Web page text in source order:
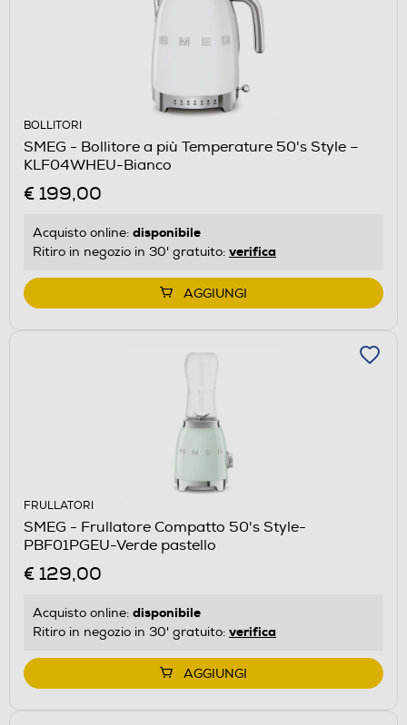
BOLLITORI
SMEG - Bollitore a più Temperature 50's Style –
KLF04WHEU-Bianco
€ 199,00
Acquisto online: disponibile
Ritiro in negozio in 30' gratuito: verifica
AGGIUNGI
FRULLATORI
SMEG - Frullatore Compatto 50's Style-
PBF01PGEU-Verde pastello
€ 129,00
Acquisto online: disponibile
Ritiro in negozio in 30' gratuito: verifica
AGGIUNGI